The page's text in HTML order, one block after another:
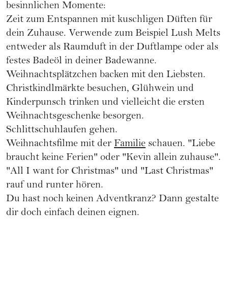
besinnlichen Momente:
Zeit zum Entspannen mit kuschligen Düften für
dein Zuhause. Verwende zum Beispiel Lush Melts
entweder als Raumduft in der Duftlampe oder als
festes Badeöl in deiner Badewanne.
Weihnachtsplätzchen backen mit den Liebsten.
Christkindlmärkte besuchen, Glühwein und
Kinderpunsch trinken und vielleicht die ersten
Weihnachtsgeschenke besorgen.
Schlittschuhlaufen gehen.
Weihnachtsfilme mit der Familie schauen. "Liebe
braucht keine Ferien" oder "Kevin allein zuhause".
"All I want for Christmas" und "Last Christmas"
rauf und runter hören.
Du hast noch keinen Adventkranz? Dann gestalte
dir doch einfach deinen eignen.